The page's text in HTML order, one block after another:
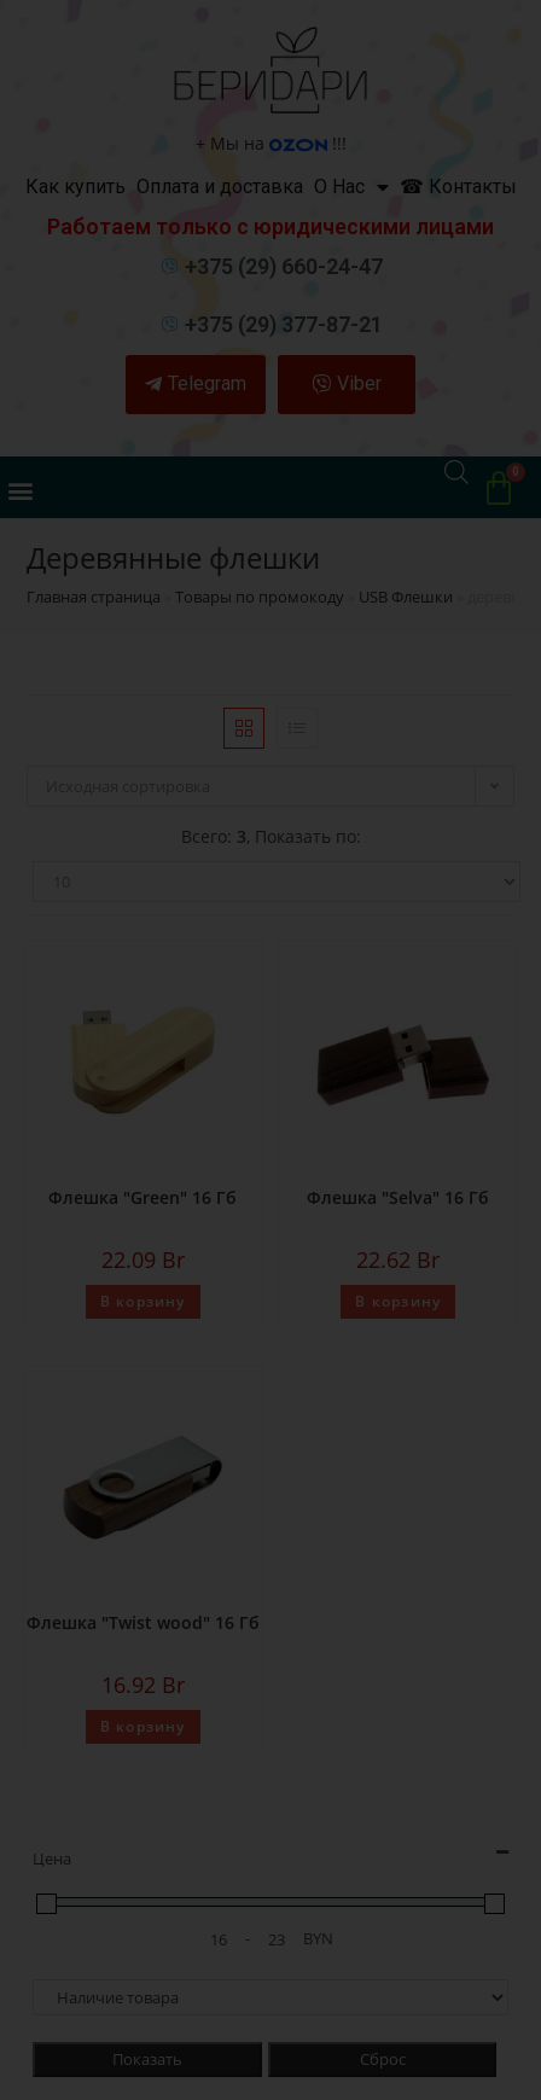
+ Мы на
!!!
Как купить Оплата и доставка О Нас ☎ Контакты
Работаем только с юридическими лицами
+375 (29) 660-24-47
+375 (29) 377-87-21
Telegram Viber
деревянные флешки
Главная страница »Товары по промокоду USB Флешки
Всего: 3, Показать по:
Флешка "Green" 16 Гб
22.09 Br
В корзину
Флешка "Selva" 16 Гб
22.62 Br
В корзину
Флешка "Twist wood" 16 Гб
16.92 Br
В корзину
Цена
- BYN
Показать Сброс